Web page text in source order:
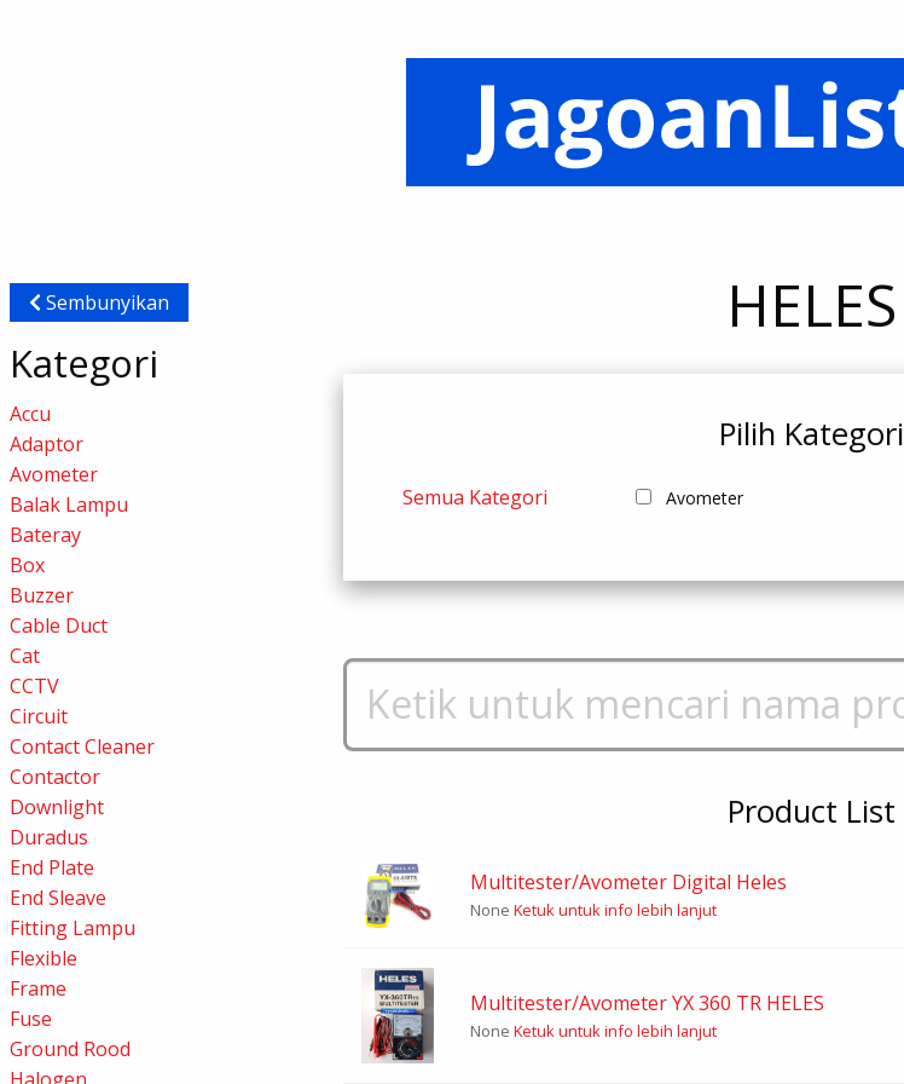
Sembunyikan
Kategori
Accu
Adaptor
Avometer
Balak Lampu
Bateray
Box
Buzzer
Cable Duct
Cat
CCTV
Circuit
Contact Cleaner
Contactor
Downlight
Duradus
End Plate
End Sleave
Fitting Lampu
Flexible
Frame
Fuse
Ground Rood
HELES
Pilih Kategori
Semua Kategori Avometer
Product List
Multitester/Avometer Digital Heles
None Ketuk untuk info lebih lanjut
Multitester/Avometer YX 360 TR HELES
None Ketuk untuk info lebih lanjut